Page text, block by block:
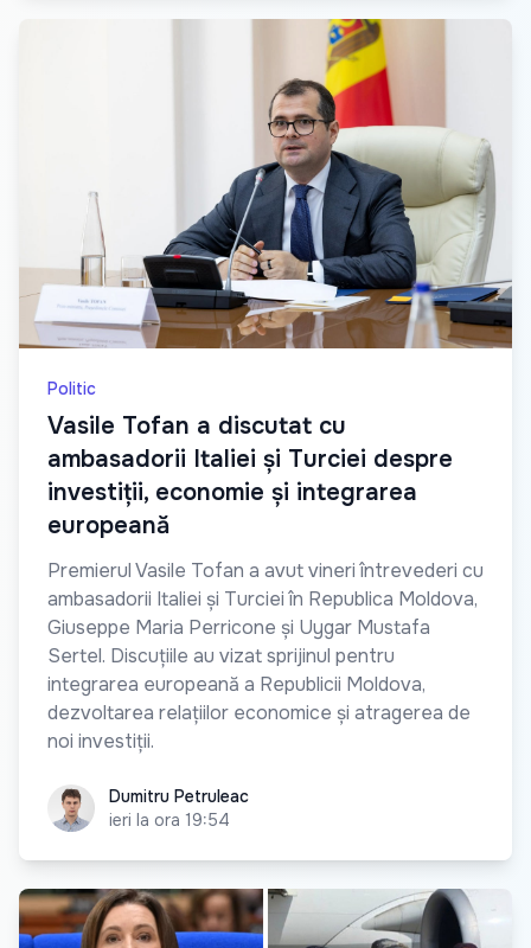
Politic
Vasile Tofan a discutat cu
ambasadorii Italiei și Turciei despre
investiții, economie și integrarea
europeană
Premierul Vasile Tofan a avut vineri întrevederi cu
ambasadorii Italiei și Turciei în Republica Moldova,
Giuseppe Maria Perricone și Uygar Mustafa
Sertel. Discuțiile au vizat sprijinul pentru
integrarea europeană a Republicii Moldova,
dezvoltarea relațiilor economice și atragerea de
noi investiții.
Dumitru Petruleac
Dumitru Petruleac
ieri la ora 19:54